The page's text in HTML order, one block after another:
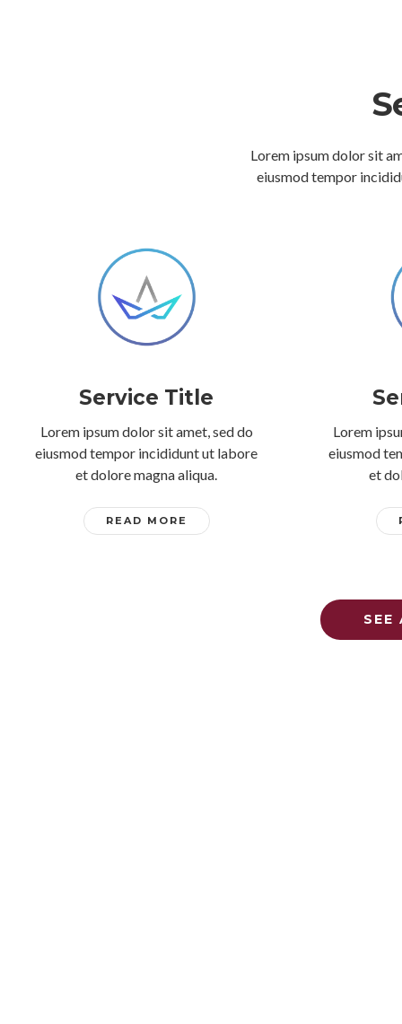
Lorem ipsum dolor sit
eiusmod tempor
Service Title
Lorem ipsum dolor sit amet, sed do
eiusmod tempor incididunt ut labore
et dolore magna aliqua.
READ MORE
Lorem
eiusmod
et
SEE